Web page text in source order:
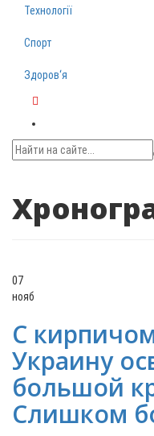
Технології
Спорт
Здоров‘я
07
нояб
С
Украину
большой
Слишком